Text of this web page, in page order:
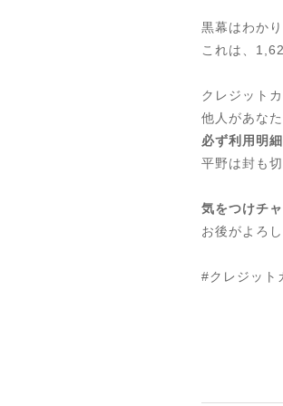
黒幕はわかり
これは、
クレジット
他人があな
必ず利用明
平野は封も
気をつけチ
お後がよろ
#クレジット